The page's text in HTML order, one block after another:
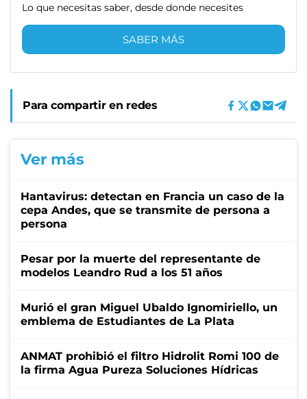
Lo que necesitas saber, desde donde necesites
SABER MÁS
Para compartir en redes
Ver más
Hantavirus: detectan en Francia un caso de la
cepa Andes, que se transmite de persona a
persona
Pesar por la muerte del representante de
modelos Leandro Rud a los 51 años
Murió el gran Miguel Ubaldo Ignomiriello, un
emblema de Estudiantes de La Plata
ANMAT prohibió el filtro Hidrolit Romi 100 de
la firma Agua Pureza Soluciones Hídricas